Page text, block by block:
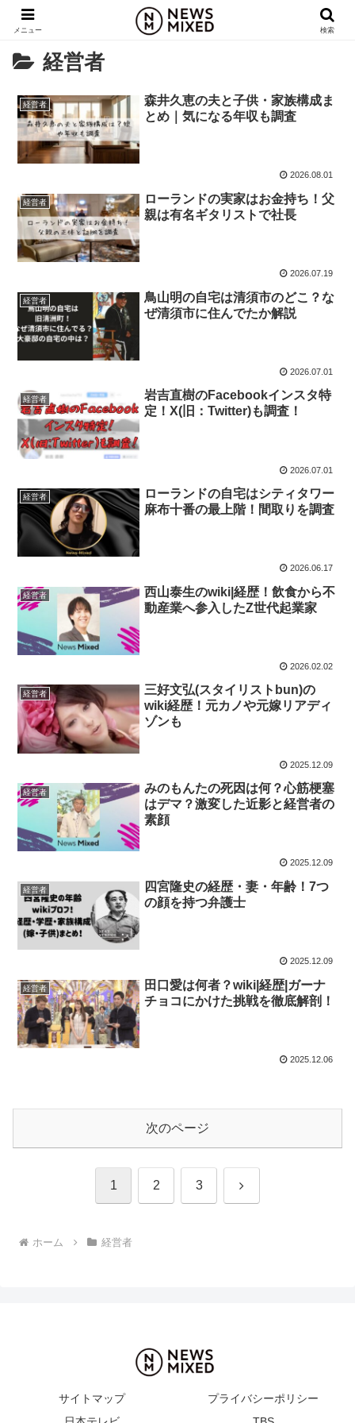
経営者
経営者
森井久恵の夫と子供・家族構成ま
とめ｜気になる年収も調査
2026.08.01
経営者
ローランドの実家はお金持ち！父
親は有名ギタリストで社長
2026.07.19
経営者
鳥山明の自宅は清須市のどこ？な
ぜ清須市に住んでたか解説
2026.07.01
経営者
岩吉直樹のFacebookインスタ特
定！X(旧：Twitter)も調査！
2026.07.01
経営者
ローランドの自宅はシティタワー
麻布十番の最上階！間取りを調査
2026.06.17
経営者
西山泰生のwiki|経歴！飲食から不
動産業へ参入したZ世代起業家
2026.02.02
経営者
三好文弘(スタイリストbun)の
wiki経歴！元カノや元嫁リアディ
ゾンも
2025.12.09
経営者
みのもんたの死因は何？心筋梗塞
はデマ？激変した近影と経営者の
素顔
2025.12.09
経営者
四宮隆史の経歴・妻・年齢！7つ
の顔を持つ弁護士
2025.12.09
経営者
田口愛は何者？wiki|経歴|ガーナ
チョコにかけた挑戦を徹底解剖！
2025.12.06
次のページ
1 2 3 次
ホーム 経営者
サイトマップ
プライバシーポリシー
メニュー 検索